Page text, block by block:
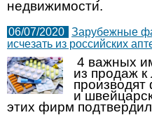
недвижимости.
06/07/2020 Зарубежные
исчезать из российских
4 важных
из продаж к
и
этих фирм